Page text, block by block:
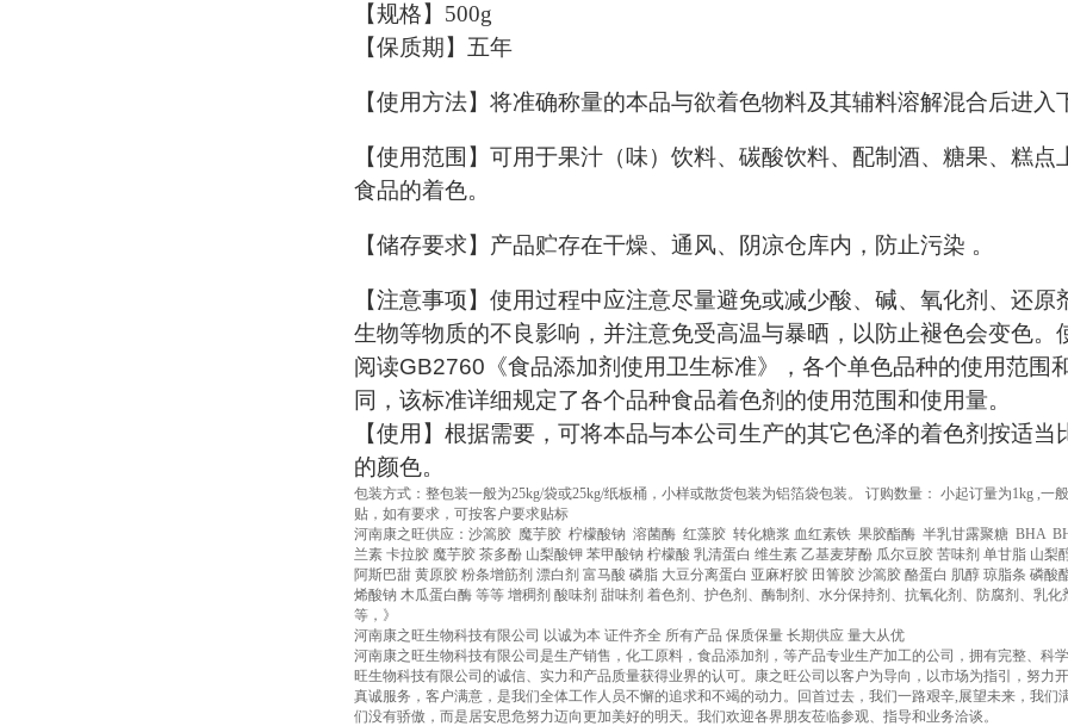
【规格】500g
【保质期】五年
【使用方法】将准确称量的本品与欲着色物料及其辅料溶解混合后进入
【使用范围】可用于果汁（味）饮料、碳酸饮料、配制酒、糖果、糕点
食品的着色。
【储存要求】产品贮存在干燥、通风、阴凉仓库内，防止污染 。
【注意事项】使用过程中应注意尽量避免或减少酸、碱、氧化剂、还原
生物等物质的不良影响，并注意免受高温与暴晒，以防止褪色会变色。
阅读GB2760《食品添加剂使用卫生标准》，各个单色品种的使用范围
同，该标准详细规定了各个品种食品着色剂的使用范围和使用量。
【使用】根据需要，可将本品与本公司生产的其它色泽的着色剂按适当
的颜色。
包装方式：整包装一般为25kg/袋或25kg/纸板桶，小样或散货包装为铝箔袋包装。 订购数量： 小起订量为1kg ,一
贴，如有要求，可按客户要求贴标
河南康之旺供应：沙篙胶 魔芋胶 柠檬酸钠 溶菌酶 红藻胶 转化糖浆 血红素铁 果胶酯酶 半乳甘露聚糖 BHA
兰素 卡拉胶 魔芋胶 茶多酚 山梨酸钾 苯甲酸钠 柠檬酸 乳清蛋白 维生素 乙基麦芽酚 瓜尔豆胶 苦味剂 单甘脂 山梨
阿斯巴甜 黄原胶 粉条增筋剂 漂白剂 富马酸 磷脂 大豆分离蛋白 亚麻籽胶 田箐胶 沙篙胶 酪蛋白 肌醇 琼脂条 磷酸
烯酸钠 木瓜蛋白酶 等等 增稠剂 酸味剂 甜味剂 着色剂、护色剂、酶制剂、水分保持剂、抗氧化剂、防腐剂、乳
等，》
河南康之旺生物科技有限公司 以诚为本 证件齐全 所有产品 保质保量 长期供应 量大从优
河南康之旺生物科技有限公司是生产销售，化工原料，食品添加剂，等产品专业生产加工的公司，拥有完整、科
旺生物科技有限公司的诚信、实力和产品质量获得业界的认可。康之旺公司以客户为导向，以市场为指引，努力
真诚服务，客户满意，是我们全体工作人员不懈的追求和不竭的动力。回首过去，我们一路艰辛,展望未来，我们
们没有骄傲，而是居安思危努力迈向更加美好的明天。我们欢迎各界朋友莅临参观、指导和业务洽谈。